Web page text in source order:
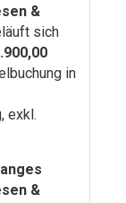
&
sich
in
exkl.
&